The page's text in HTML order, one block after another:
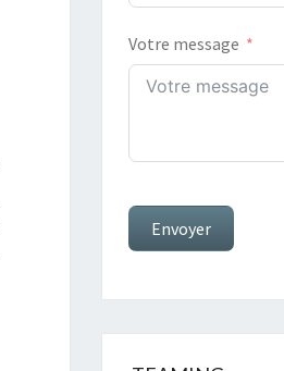
Votre message
Envoyer